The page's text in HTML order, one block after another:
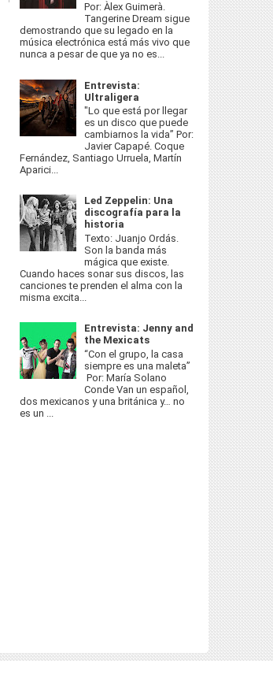
Por: Àlex Guimerà.
Tangerine Dream sigue
demostrando que su legado en la
música electrónica está más vivo que
nunca a pesar de que ya no es...
Entrevista:
Ultraligera
"Lo que está por llegar
es un disco que puede
cambiarnos la vida” Por:
Javier Capapé. Coque
Fernández, Santiago Urruela, Martín
Aparici...
Led Zeppelin: Una
discografía para la
historia
Texto: Juanjo Ordás.
Son la banda más
mágica que existe.
Cuando haces sonar sus discos, las
canciones te prenden el alma con la
misma excita...
Entrevista: Jenny and
the Mexicats
“Con el grupo, la casa
siempre es una maleta”
Por: María Solano
Conde Van un español,
dos mexicanos y una británica y… no
es un ...